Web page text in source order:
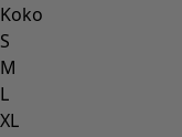
Koko
S
M
L
XL